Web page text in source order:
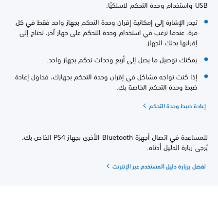
USB واستخدام وحدة التحكم لاسلكيًا.
تجدر الإشارة إلى إمكانية إقران وحدة التحكم بجهاز واحد فقط في كل
مرة. عندما ترغب في استخدام وحدة التحكم على جهاز آخر، تحتاج إلى
إقرانها بذلك الجهاز.
يمكنك توصيل ما يصل إلى أربع وحدات تحكم بجهاز واحد.
إذا كنت تواجه مشاكل في إقران وحدة التحكم بجهازك، فحاول إعادة
ضبط وحدة التحكم الخاصة بك.
إعادة ضبط وحدة التحكم
للمساعدة في اتصال أجهزة Bluetooth الأخرى بجهاز PS4 الخاص بك،
يُرجى زيارة الدليل أدناه.
تفضل بزيارة دليل المستخدم عبر الإنترنت